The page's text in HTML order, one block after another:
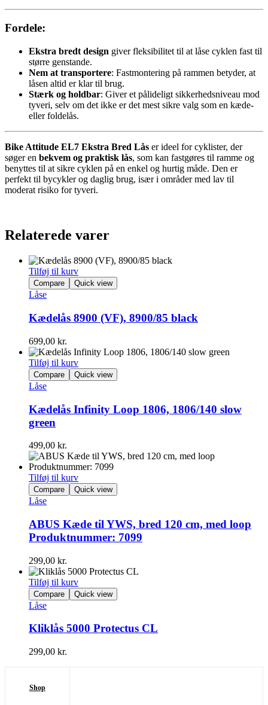
Fordele:
Ekstra bredt design giver fleksibilitet til at låse cyklen fast til
større genstande.
Nem at transportere: Fastmontering på rammen betyder, at
låsen altid er klar til brug.
Stærk og holdbar: Giver et pålideligt sikkerhedsniveau mod
tyveri, selv om det ikke er det mest sikre valg som en kæde-
eller foldelås.
Bike Attitude EL7 Ekstra Bred Lås er ideel for cyklister, der
søger en bekvem og praktisk lås, som kan fastgøres til ramme og
benyttes til at sikre cyklen på en enkel og hurtig måde. Den er
perfekt til bycykler og daglig brug, især i områder med lav til
moderat risiko for tyveri.
Relaterede varer
Tilføj til kurv
Compare Quick view
Låse
Kædelås 8900 (VF), 8900/85 black
699,00 kr.
Tilføj til kurv
Compare Quick view
Låse
Kædelås Infinity Loop 1806, 1806/140 slow
green
499,00 kr.
Tilføj til kurv
Compare Quick view
Låse
ABUS Kæde til YWS, bred 120 cm, med loop
Produktnummer: 7099
299,00 kr.
Tilføj til kurv
Compare Quick view
Låse
Kliklås 5000 Protectus CL
299,00 kr.
Shop